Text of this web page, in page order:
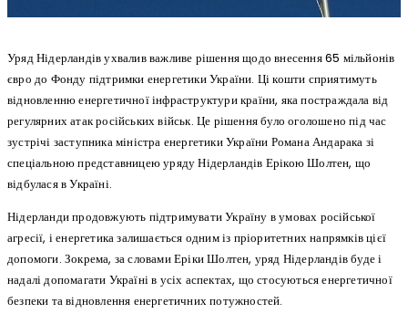
Уряд Нідерландів ухвалив важливе рішення щодо внесення 65 мільйонів
євро до Фонду підтримки енергетики України. Ці кошти сприятимуть
відновленню енергетичної інфраструктури країни, яка постраждала від
регулярних атак російських військ. Це рішення було оголошено під час
зустрічі заступника міністра енергетики України Романа Андарака зі
спеціальною представницею уряду Нідерландів Ерікою Шолтен, що
відбулася в Україні.
Нідерланди продовжують підтримувати Україну в умовах російської
агресії, і енергетика залишається одним із пріоритетних напрямків цієї
допомоги. Зокрема, за словами Еріки Шолтен, уряд Нідерландів буде і
надалі допомагати Україні в усіх аспектах, що стосуються енергетичної
безпеки та відновлення енергетичних потужностей.